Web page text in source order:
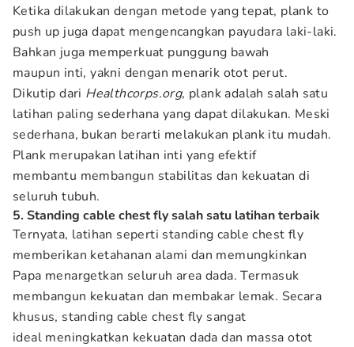
Ketika dilakukan dengan metode yang tepat, plank to
push up juga dapat mengencangkan payudara laki-laki.
Bahkan juga memperkuat punggung bawah
maupun inti, yakni dengan menarik otot perut.
Dikutip dari Healthcorps.org, plank adalah salah satu
latihan paling sederhana yang dapat dilakukan. Meski
sederhana, bukan berarti melakukan plank itu mudah.
Plank merupakan latihan inti yang efektif
membantu membangun stabilitas dan kekuatan di
seluruh tubuh.
5. Standing cable chest fly salah satu latihan terbaik
Ternyata, latihan seperti standing cable chest fly
memberikan ketahanan alami dan memungkinkan
Papa menargetkan seluruh area dada. Termasuk
membangun kekuatan dan membakar lemak. Secara
khusus, standing cable chest fly sangat
ideal meningkatkan kekuatan dada dan massa otot